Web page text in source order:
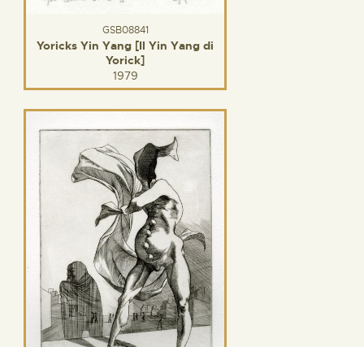
GSB08841
Yoricks Yin Yang [Il Yin Yang di
Yorick]
1979